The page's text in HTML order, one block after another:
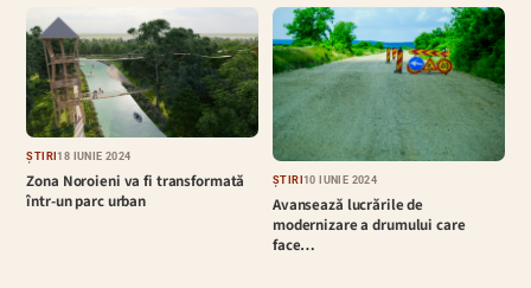
ȘTIRI18 IUNIE 2024
Zona Noroieni va fi transformată
într-un parc urban
ȘTIRI10 IUNIE 2024
Avansează lucrările de
modernizare a drumului care
face…